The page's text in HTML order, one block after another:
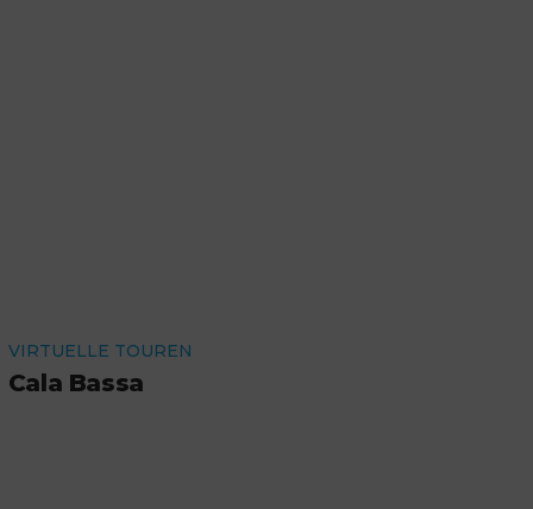
VIRTUELLE TOUREN
Cala Bassa